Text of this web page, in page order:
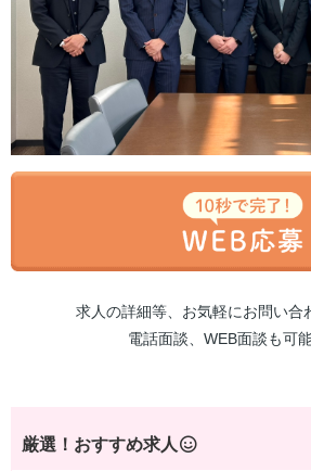
求人の詳細等、お気軽にお問い合
電話面談、WEB面談も可能
厳選！おすすめ求人